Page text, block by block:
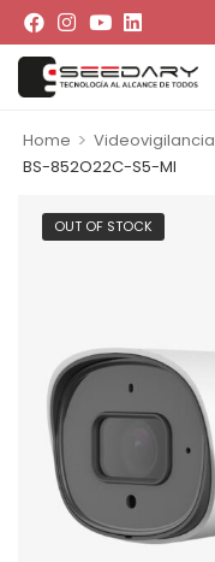
Home > Videovigilancia
BS-852O22C-S5-MI
OUT OF STOCK